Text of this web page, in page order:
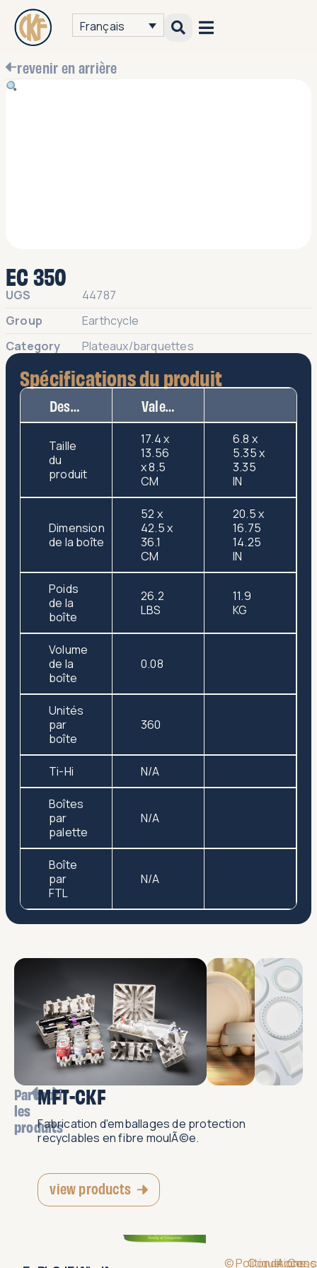
Français
revenir en arrière
EC 350
UGS
44787
Group
Earthcycle
Category
Plateaux/barquettes
Spécifications du produit
Description Valeur
Taille
du
produit
17.4 x
13.56
x 8.5
CM
6.8 x
5.35 x
3.35
IN
Dimension
de la boîte
52 x
42.5 x
36.1
CM
20.5 x
16.75
14.25
IN
Poids
de la
boîte
26.2
LBS
11.9
KG
Volume
de la
boîte
0.08
Unités
par
boîte
360
Ti-Hi N/A
Boîtes
par
palette
N/A
Boîte
par
FTL
N/A
Parcourir
les
produits
MFT-CKF
Fabrication d'emballages de protection
recyclables en fibre moulÃ©e.
view products
©Politique
Conditions